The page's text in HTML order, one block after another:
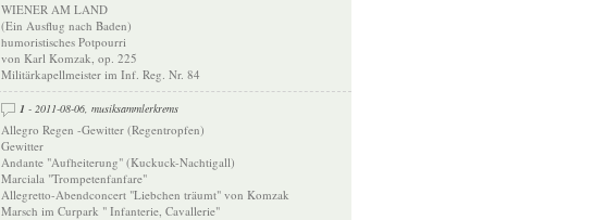
WIENER AM LAND
(Ein Ausflug nach Baden)
humoristisches Potpourri
von Karl Komzak, op. 225
Militärkapellmeister im Inf. Reg. Nr. 84
1 - 2011-08-06, musiksammlerkrems
Allegro Regen -Gewitter (Regentropfen)
Gewitter
Andante "Aufheiterung" (Kuckuck-Nachtigall)
Marciala "Trompetenfanfare"
Allegretto-Abendconcert "Liebchen träumt" von Komzak
Marsch im Curpark " Infanterie, Cavallerie"